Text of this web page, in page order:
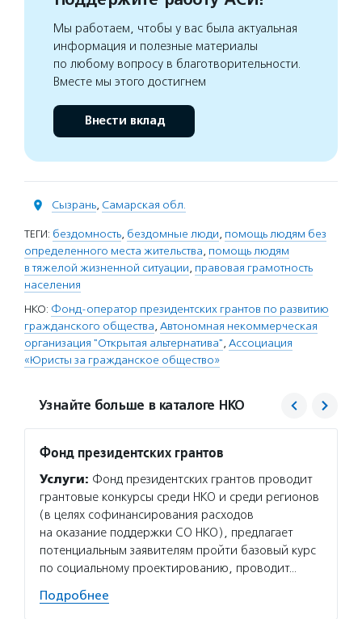
Мы работаем, чтобы у вас была актуальная
информация и полезные материалы
по любому вопросу в благотворительности.
Вместе мы этого достигнем
Внести вклад
Сызрань, Самарская обл.
ТЕГИ: бездомность, бездомные люди, помощь людям без
определенного места жительства, помощь людям
в тяжелой жизненной ситуации, правовая грамотность
населения
НКО: Фонд-оператор президентских грантов по развитию
гражданского общества, Автономная некоммерческая
организация "Открытая альтернатива", Ассоциация
«Юристы за гражданское общество»
Узнайте больше в каталоге НКО
Фонд президентских грантов
Услуги: Фонд президентских грантов проводит
грантовые конкурсы среди НКО и среди регионов
(в целях софинансирования расходов
на оказание поддержки СО НКО), предлагает
потенциальным заявителям пройти базовый курс
по социальному проектированию, проводит…
Подробнее